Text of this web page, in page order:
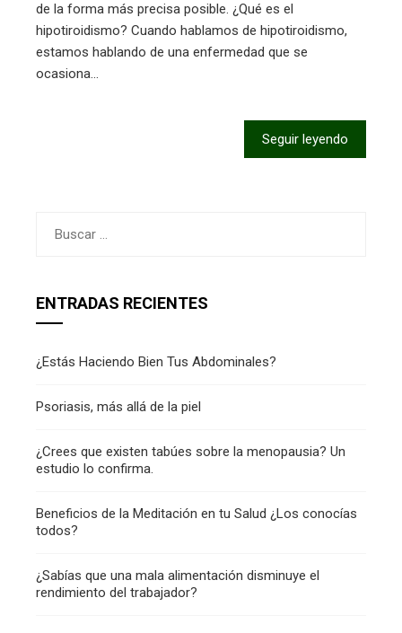
de la forma más precisa posible. ¿Qué es el
hipotiroidismo? Cuando hablamos de hipotiroidismo,
estamos hablando de una enfermedad que se
ocasiona…
Seguir leyendo
ENTRADAS RECIENTES
¿Estás Haciendo Bien Tus Abdominales?
Psoriasis, más allá de la piel
¿Crees que existen tabúes sobre la menopausia? Un
estudio lo confirma.
Beneficios de la Meditación en tu Salud ¿Los conocías
todos?
¿Sabías que una mala alimentación disminuye el
rendimiento del trabajador?